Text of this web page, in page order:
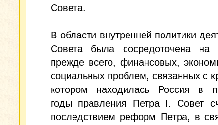
Совета.
В области внутренней политики
Совета была сосредоточена на
прежде всего, финансовых,
социальных проблем, связанных с
котором находилась Россия в
годы правления Петра I. Совет
последствием реформ Петра, в